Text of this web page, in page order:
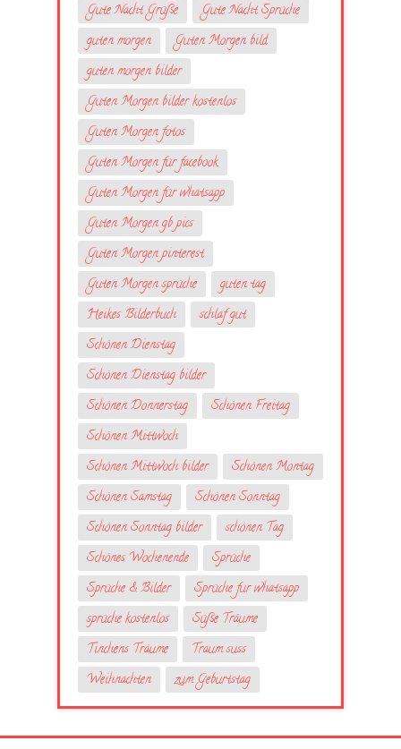
Gute Nacht Grüße
Gute Nacht Sprüche
guten morgen
Guten Morgen bild
guten morgen bilder
Guten Morgen bilder kostenlos
Guten Morgen fotos
Guten Morgen für facebook
Guten Morgen für whatsapp
Guten Morgen gb pics
Guten Morgen pinterest
Guten Morgen sprüche
guten tag
Heikes Bilderbuch
schlaf gut
Schönen Dienstag
Schönen Dienstag bilder
Schönen Donnerstag
Schönen Freitag
Schönen Mittwoch
Schönen Mittwoch bilder
Schönen Montag
Schönen Samstag
Schönen Sonntag
Schönen Sonntag bilder
schönen Tag
Schönes Wochenende
Sprüche
Sprüche & Bilder
Sprüche fur whatsapp
sprüche kostenlos
Süße Träume
Tinchens Träume
Traum suss
Weihnachten
zum Geburtstag